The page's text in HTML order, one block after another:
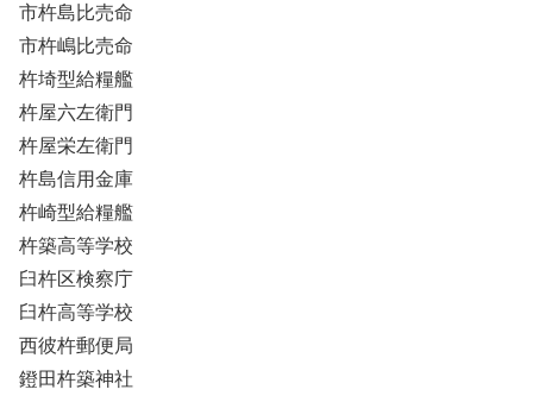
市杵島比売命
市杵嶋比売命
杵埼型給糧艦
杵屋六左衛門
杵屋栄左衛門
杵島信用金庫
杵崎型給糧艦
杵築高等学校
臼杵区検察庁
臼杵高等学校
西彼杵郵便局
鐙田杵築神社